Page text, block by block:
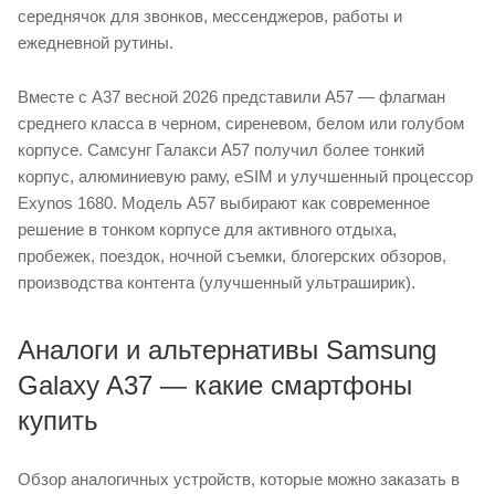
середнячок для звонков, мессенджеров, работы и
ежедневной рутины.
Вместе с A37 весной 2026 представили А57 — флагман
среднего класса в черном, сиреневом, белом или голубом
корпусе. Самсунг Галакси А57 получил более тонкий
корпус, алюминиевую раму, eSIM и улучшенный процессор
Exynos 1680. Модель А57 выбирают как современное
решение в тонком корпусе для активного отдыха,
пробежек, поездок, ночной съемки, блогерских обзоров,
производства контента (улучшенный ультраширик).
Аналоги и альтернативы Samsung
Galaxy A37 — какие смартфоны
купить
Обзор аналогичных устройств, которые можно заказать в